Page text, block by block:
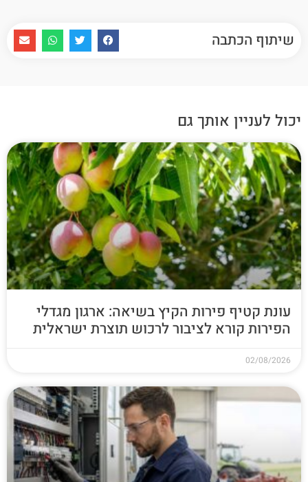
שיתוף הכתבה
יכול לעניין אותך גם
עונת קטיף פירות הקיץ בשיאה: ארגון מגדלי
הפירות קורא לציבור לרכוש תוצרת ישראלית
02/08/2026